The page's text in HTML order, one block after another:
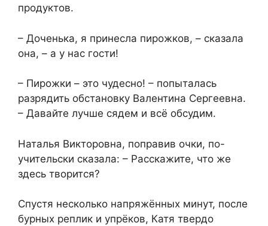
продуктов.
– Доченька, я принесла пирожков, – сказала
она, – а у нас гости!
– Пирожки – это чудесно! – попыталась
разрядить обстановку Валентина Сергеевна.
– Давайте лучше сядем и всё обсудим.
Наталья Викторовна, поправив очки, по-
учительски сказала: – Расскажите, что же
здесь творится?
Спустя несколько напряжённых минут, после
бурных реплик и упрёков, Катя твердо